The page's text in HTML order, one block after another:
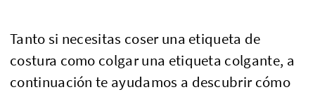
Tanto si necesitas coser una etiqueta de
costura como colgar una etiqueta colgante, a
continuación te ayudamos a descubrir cómo